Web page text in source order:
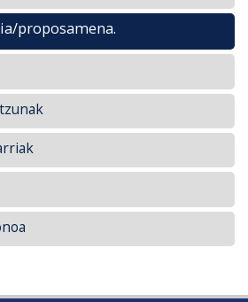
proposamena.